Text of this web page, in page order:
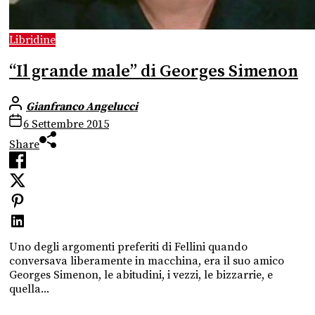
Libridine
“Il grande male” di Georges Simenon
Gianfranco Angelucci
6 Settembre 2015
Share
Uno degli argomenti preferiti di Fellini quando
conversava liberamente in macchina, era il suo amico
Georges Simenon, le abitudini, i vezzi, le bizzarrie, e
quella...